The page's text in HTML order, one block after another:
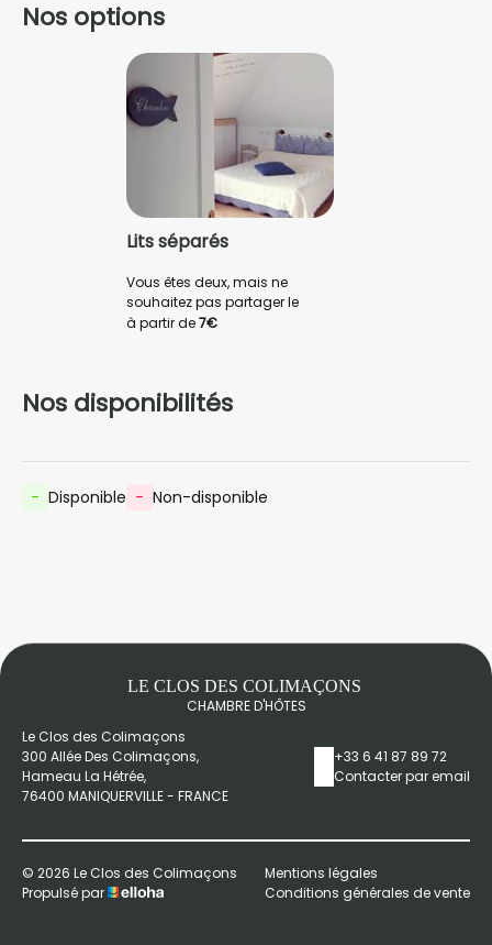
Nos options
Lits séparés
Vous êtes deux, mais ne
souhaitez pas partager le
même lit ?
côté mer "" est la plus adaptée
à partir de 7€
Nos disponibilités
- Disponible - Non-disponible
LE CLOS DES COLIMAÇONS
CHAMBRE D'HÔTES
Le Clos des Colimaçons
300 Allée Des Colimaçons,
Hameau La Hétrée,
76400 MANIQUERVILLE - FRANCE
+33 6 41 87 89 72
Contacter par email
© 2026 Le Clos des Colimaçons
Propulsé par
Mentions légales
Conditions générales de vente